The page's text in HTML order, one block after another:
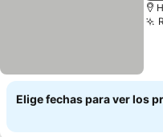
Elige fechas para ver los